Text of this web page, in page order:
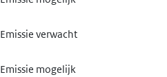
Emissie verwacht
Emissie mogelijk